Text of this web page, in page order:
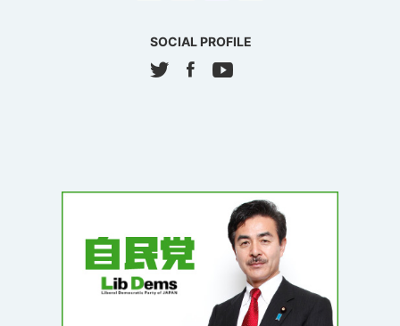
SOCIAL PROFILE
Twitter
Facebook
Youtube